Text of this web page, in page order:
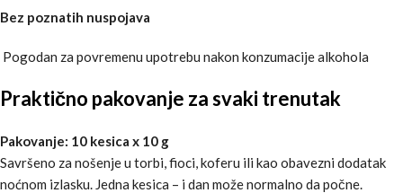
Bez poznatih nuspojava
Pogodan za povremenu upotrebu nakon konzumacije alkohola
Praktično pakovanje za svaki trenutak
Pakovanje: 10 kesica x 10 g
Savršeno za nošenje u torbi, fioci, koferu ili kao obavezni dodatak
noćnom izlasku. Jedna kesica – i dan može normalno da počne.